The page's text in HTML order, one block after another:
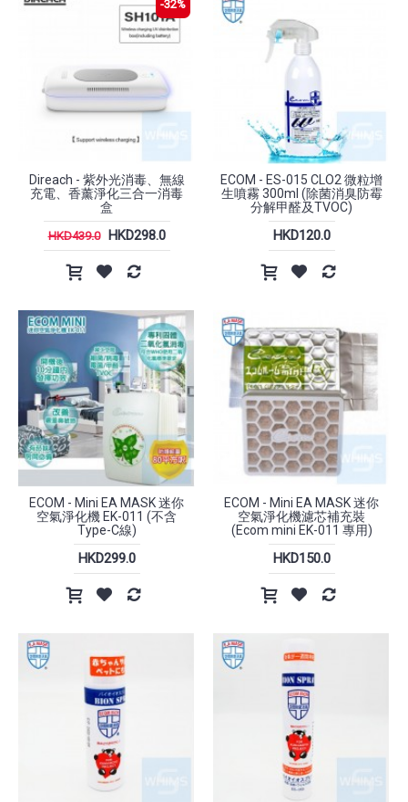
-32%
Direach - 紫外光消毒、無線
充電、香薰淨化三合一消毒
盒
HKD439.0 HKD298.0
ECOM - ES-015 CLO2 微粒增
生噴霧 300ml (除菌消臭防霉
分解甲醛及TVOC)
HKD120.0
ECOM - Mini EA MASK 迷你
空氣淨化機 EK-011 (不含
Type-C線)
HKD299.0
ECOM - Mini EA MASK 迷你
空氣淨化機濾芯補充裝
(Ecom mini EK-011 專用)
HKD150.0